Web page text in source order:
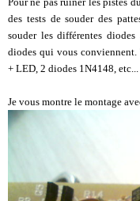
des tests de souder des
souder les différentes
diodes qui vous conviennent.
+ LED, 2 diodes 1N4148, etc...
Je vous montre le montage